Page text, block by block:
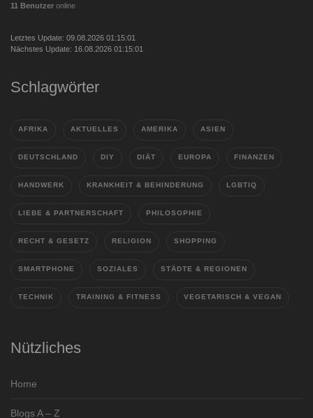
11 Benutzer online
Letztes Update: 09.08.2026 01:15:01
Nächstes Update: 16.08.2026 01:15:01
Schlagwörter
AFRIKA AKTUELLES AMERIKA ASIEN
DEUTSCHLAND DIY DIÄT EUROPA FINANZEN
HANDWERK KRANKHEIT & BEHINDERUNG LGBTIQ
LIEBE & PARTNERSCHAFT PHILOSOPHIE
RECHT & GESETZ RELIGION SHOPPING
SMARTPHONE SOZIALES STÄDTE & REGIONEN
TECHNIK TRAINING & FITNESS VEGETARISCH & VEGAN
Nützliches
Home
Blogs A – Z